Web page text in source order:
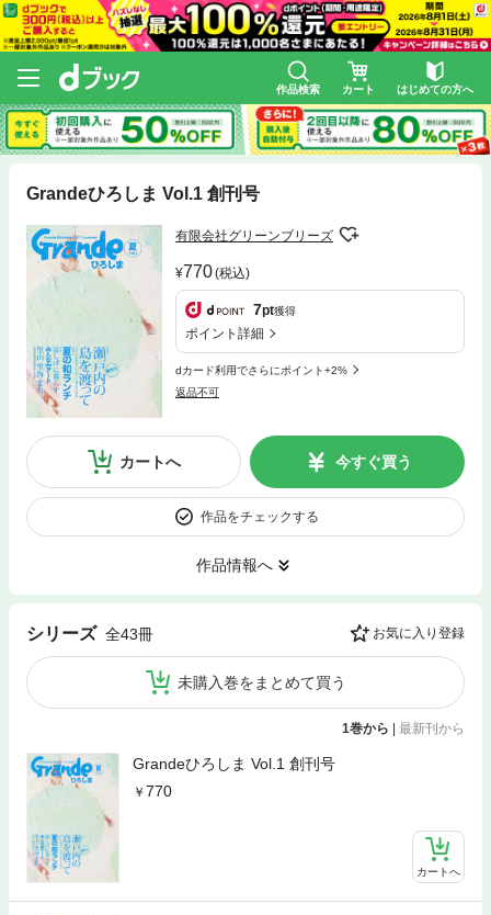
作品検索 カート はじめての方へ
Grandeひろしま Vol.1 創刊号
有限会社グリーンブリーズ
770(税込)
7pt獲得
ポイント詳細
dカード利用でさらにポイント+2%
返品不可
カートへ 今すぐ買う
作品をチェックする
作品情報へ
シリーズ 全43冊 お気に入り登録
未購入巻をまとめて買う
1巻から | 最新刊から
Grandeひろしま Vol.1 創刊号
770
カートへ